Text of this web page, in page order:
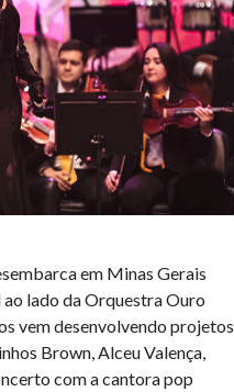
em Minas Gerais
lado da Orquestra Ouro
vem desenvolvendo projetos
Brown, Alceu Valença,
com a cantora pop